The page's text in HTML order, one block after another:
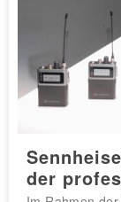
der